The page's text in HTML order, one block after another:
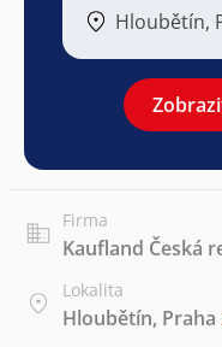
Hloubětín,
Firma
Kaufland Česká
Lokalita
Hloubětín, Praha